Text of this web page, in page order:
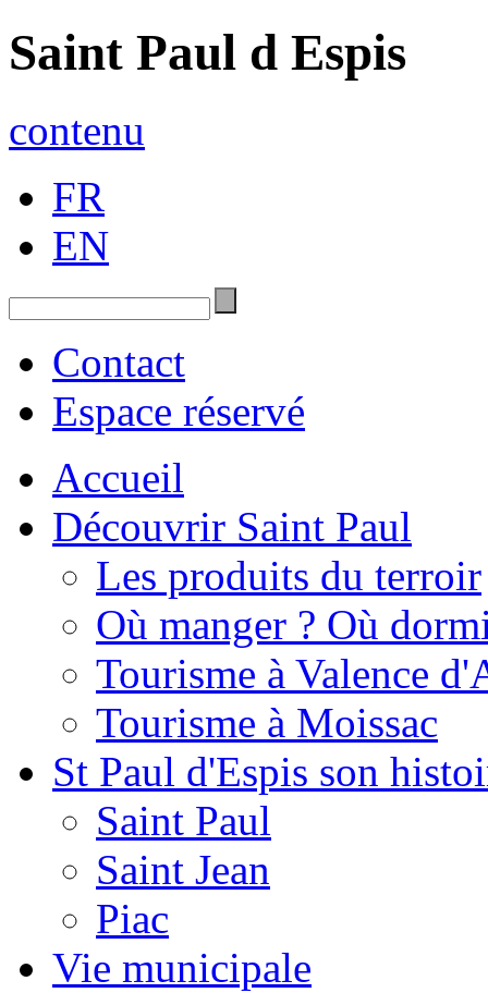
Saint Paul d Espis
contenu
FR
EN
Contact
Espace réservé
Accueil
Découvrir Saint Paul
Les produits du terroir
Où manger ? Où
Tourisme à Valence
Tourisme à Moissac
St Paul d'Espis son
Saint Paul
Saint Jean
Piac
Vie municipale